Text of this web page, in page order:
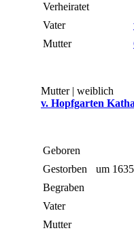
Verheiratet
Vater
Mutter
Mutter | weiblich
v. Hopfgarten
Geboren
Gestorben
um 1635
Begraben
Vater
Mutter